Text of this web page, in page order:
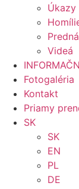
Úkazy
Videá
Fotogaléria
Kontakt
Priamy
SK
SK
EN
PL
DE